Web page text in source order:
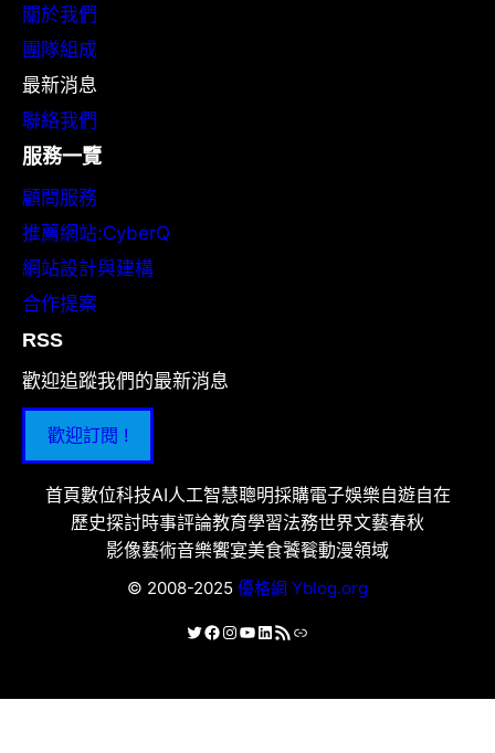
關於我們
團隊組成
最新消息
聯絡我們
服務一覽
顧問服務
推薦網站:CyberQ
網站設計與建構
合作提案
RSS
歡迎追蹤我們的最新消息
歡迎訂閱 !
首頁數位科技AI人工智慧聰明採購電子娛樂自遊自在
歷史探討時事評論教育學習法務世界文藝春秋
影像藝術音樂饗宴美食饕餮動漫領域
© 2008-2025 優格網 Yblog.org
X Facebook
Instagram
YouTube
LinkedIn
RSS 資訊提供連結